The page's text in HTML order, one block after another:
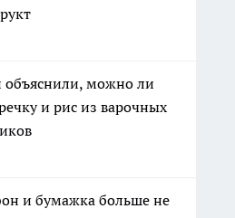
объяснили, можно ли
и рис из варочных
и бумажка больше не